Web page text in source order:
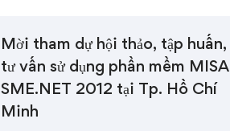
Mời tham dự hội thảo, tập huấn,
tư vấn sử dụng phần mềm MISA
SME.NET 2012 tại Tp. Hồ Chí
Minh